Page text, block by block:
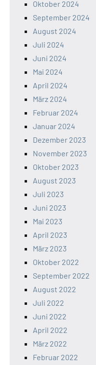
Oktober 2024
September 2024
August 2024
Juli 2024
Juni 2024
Mai 2024
April 2024
März 2024
Februar 2024
Januar 2024
Dezember 2023
November 2023
Oktober 2023
August 2023
Juli 2023
Juni 2023
Mai 2023
April 2023
März 2023
Oktober 2022
September 2022
August 2022
Juli 2022
Juni 2022
April 2022
März 2022
Februar 2022